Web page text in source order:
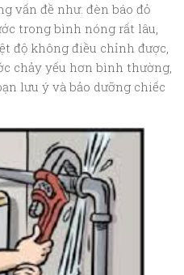
vấn đề như: đèn báo đỏ
trong bình nóng rất lâu,
độ không điều chỉnh được,
chảy yếu hơn bình thường,
lưu ý và bảo dưỡng chiếc